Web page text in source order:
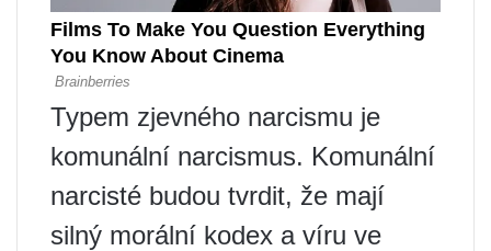
Typem zjevného narcismu je
komunální narcismus. Komunální
narcisté budou tvrdit, že mají
silný morální kodex a víru ve